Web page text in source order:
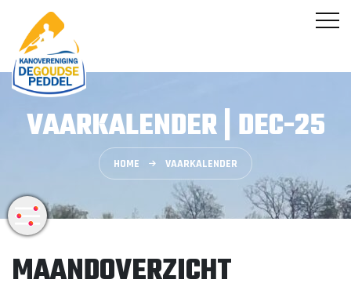
VAARKALENDER | DEC-25
HOME VAARKALENDER
MAANDOVERZICHT